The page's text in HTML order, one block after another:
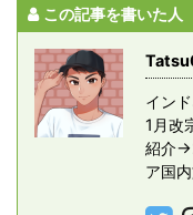
この記事を書いた人
イン
1月改
紹介
ア国